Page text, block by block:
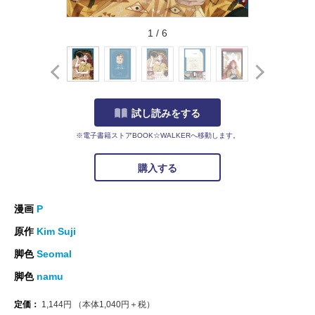
1 / 6
試し読みをする
※電子書籍ストアBOOK☆WALKERへ移動します。
購入する
漫画 P
原作 Kim Suji
脚色Seomal
脚色 namu
定価： 1,144円 （本体1,040円＋税）